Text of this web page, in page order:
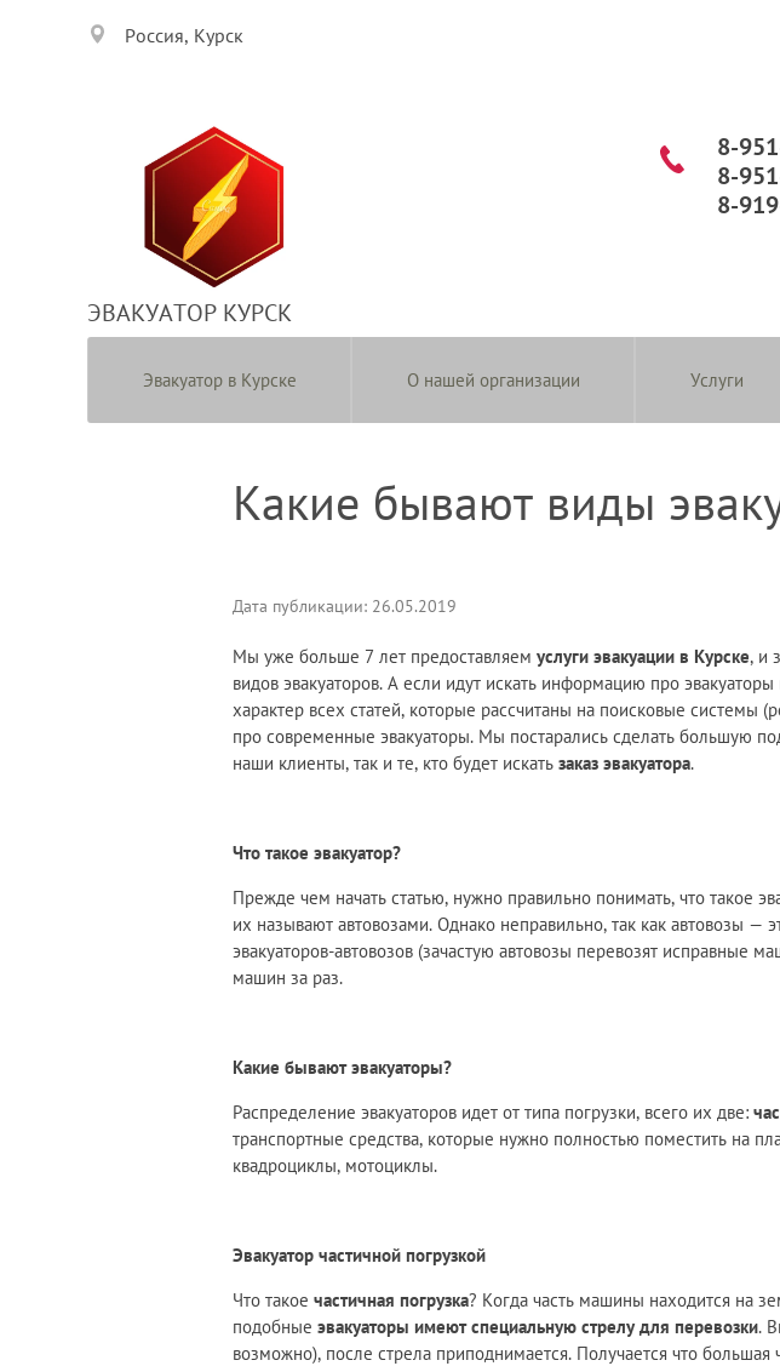
Россия, Курск
ЭВАКУАТОР КУРСК
8-
8-
8-
Эвакуатор в Курске О нашей организации Услуги
Какие бывают виды
Дата публикации: 26.05.2019
Мы уже больше 7 лет предоставляем услуги эвакуации в Курске, и
видов эвакуаторов. А если идут искать информацию про
характер всех статей, которые рассчитаны на поисковые системы
про современные эвакуаторы. Мы постарались сделать большую
наши клиенты, так и те, кто будет искать заказ эвакуатора.
Что такое эвакуатор?
Прежде чем начать статью, нужно правильно понимать, что такое
их называют автовозами. Однако неправильно, так как автовозы
эвакуаторов-автовозов (зачастую автовозы перевозят исправные
машин за раз.
Какие бывают эвакуаторы?
Распределение эвакуаторов идет от типа погрузки, всего их две:
транспортные средства, которые нужно полностью поместить на
квадроциклы, мотоциклы.
Эвакуатор частичной погрузкой
Что такое частичная погрузка? Когда часть машины находится на
подобные эвакуаторы имеют специальную стрелу для перевозки.
возможно), после стрела приподнимается. Получается что большая